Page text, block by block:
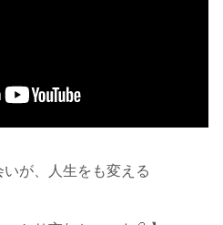
が、人生をも変える